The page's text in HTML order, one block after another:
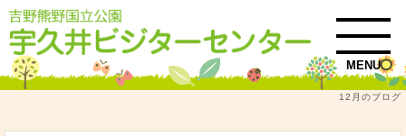
MENU
12月のブログ